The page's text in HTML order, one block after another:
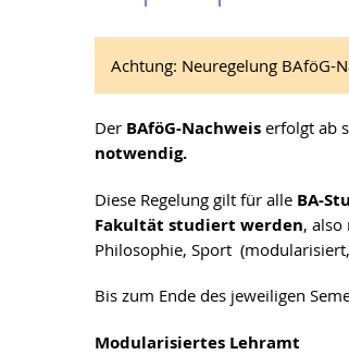
Achtung: Neuregelung BAföG-
Der BAföG-Nachweis erfolgt ab
notwendig.
Diese Regelung gilt für alle BA-
Fakultät studiert werden, also
Philosophie, Sport
Bis zum Ende des jeweiligen
Modularisiertes Lehramt